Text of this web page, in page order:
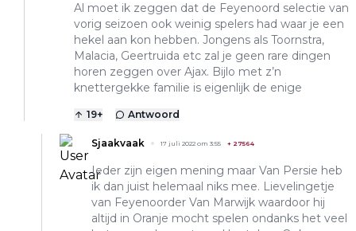
Al moet ik zeggen dat de Feyenoord selectie van
vorig seizoen ook weinig spelers had waar je een
hekel aan kon hebben. Jongens als Toornstra,
Malacia, Geertruida etc zal je geen rare dingen
horen zeggen over Ajax. Bijlo met z’n
knettergekke familie is eigenlijk de enige
19+ Antwoord
Sjaakvaak 17 juli 2022 om 3:55 + 27564
Ieder zijn eigen mening maar Van Persie heb
ik dan juist helemaal niks mee. Lievelingetje
van Feyenoorder Van Marwijk waardoor hij
altijd in Oranje mocht spelen ondanks het veel